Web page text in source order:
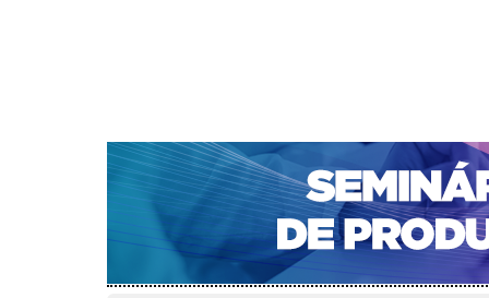
CAPA SOBRE ACESSO
NOTÍCIAS
PORTAL DE REVISTAS DA UNIFACS
Pesquisa > Perfil do autor
Perfil do autor